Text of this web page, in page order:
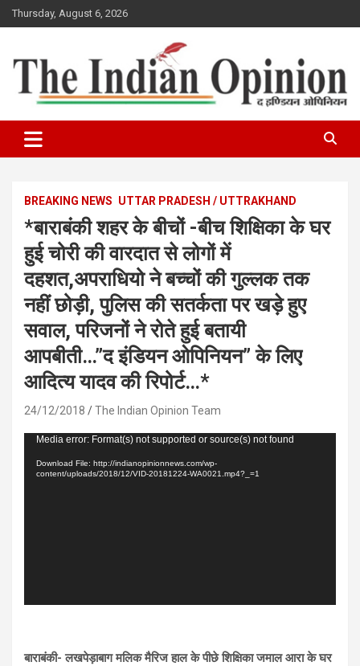
Skip
to
Thursday, August 6, 2026
Indian Opinion News
BREAKING NEWS UTTAR PRADESH / UTTRAKHAND
*बाराबंकी शहर के बीचों -बीच शिक्षिका के घर
हुई चोरी की वारदात से लोगों में
दहशत,अपराधियो ने बच्चों की गुल्लक तक
नहीं छोड़ी, पुलिस की सतर्कता पर खड़े हुए
सवाल, परिजनों ने रोते हुई बतायी
आपबीती…”द इंडियन ओपिनियन” के लिए
आदित्य यादव की रिपोर्ट…*
24/12/2018 The Indian Opinion Team
Video
Player
Media error: Format(s) not supported or source(s) not found
Download File: http://indianopinionnews.com/wp-
content/uploads/2018/12/VID-20181224-WA0021.mp4?_=1
बाराबंकी- लखपेड़ाबाग मलिक मैरिज हाल के पीछे शिक्षिका जमाल आरा के घर